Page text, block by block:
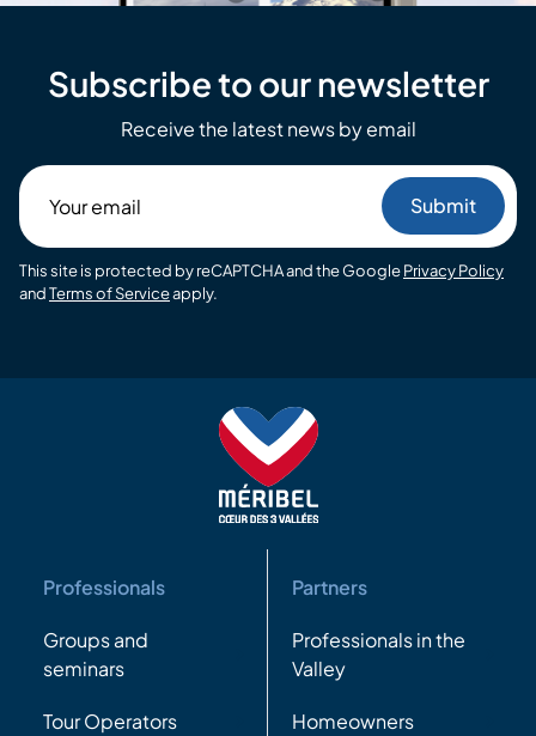
Subscribe to our newsletter
Receive the latest news by email
email
This site is protected by reCAPTCHA and the GooglePrivacy Policy
andTerms of Serviceapply.
Professionals
Groups and
seminars
Tour Operators
Partners
Professionals in the
Valley
Homeowners